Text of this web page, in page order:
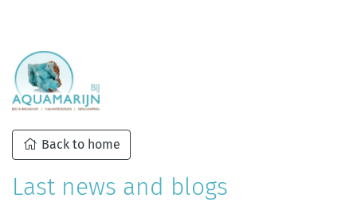
Back to home
Last news and blogs